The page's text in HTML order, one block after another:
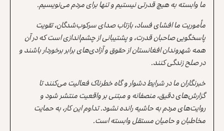
ما وابسته به هیچ قدرتی نیستیم و تنها برای مردم می‌نویسیم.
مأموریت ما افشای فساد، بازتاب صدای سرکوب‌شدگان، تقویت
پاسخگویی صاحبان قدرت، و پشتیبانی از چشم‌اندازی است که در آن
همه شهروندان افغانستان از حقوق و آزادی‌های برابر برخوردار باشند و
در صلح زندگی کنند.
خبرنگاران ما در شرایط دشوار و گاه خطرناک فعالیت می‌کنند تا
گزارش‌های دقیق، منصفانه و مبتنی بر واقعیت منتشر شود و
روایت‌های مردم به حاشیه رانده نشود. تداوم این کار، به حمایت
مخاطبان و حامیان مستقل وابسته است.